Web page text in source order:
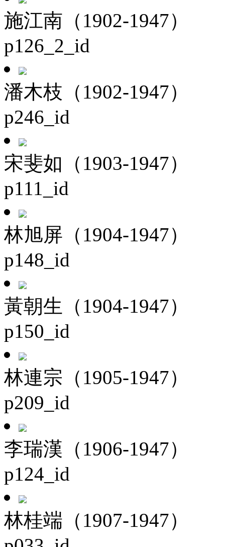
施江南（1902-1947）
p126_2_id
潘木枝（1902-1947）
p246_id
宋斐如（1903-1947）
p111_id
林旭屏（1904-1947）
p148_id
黃朝生（1904-1947）
p150_id
林連宗（1905-1947）
p209_id
李瑞漢（1906-1947）
p124_id
林桂端（1907-1947）